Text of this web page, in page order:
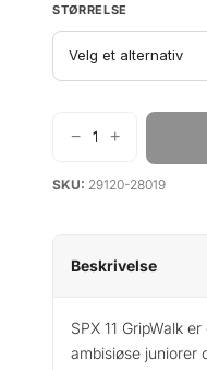
p
r
a
k
2
5
STØRRELSE
o
− +
SKU: 29120-28019
Beskrivelse
SPX 11 GripWalk
ambisiøse juniorer